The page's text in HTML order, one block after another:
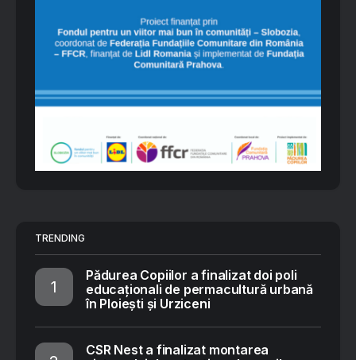
TRENDING
Pădurea Copiilor a finalizat doi poli
educaționali de permacultură urbană
în Ploiești și Urziceni
CSR Nest a finalizat montarea